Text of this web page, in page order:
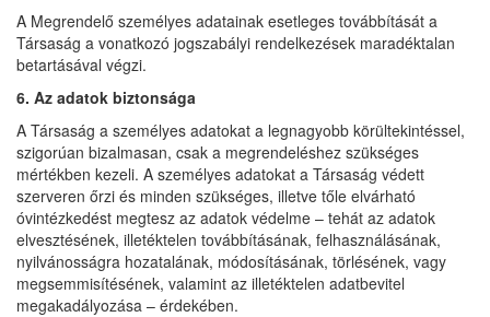
A Megrendelő személyes adatainak esetleges továbbítását a
Társaság a vonatkozó jogszabályi rendelkezések maradéktalan
betartásával végzi.
6. Az adatok biztonsága
A Társaság a személyes adatokat a legnagyobb körültekintéssel,
szigorúan bizalmasan, csak a megrendeléshez szükséges
mértékben kezeli. A személyes adatokat a Társaság védett
szerveren őrzi és minden szükséges, illetve tőle elvárható
óvintézkedést megtesz az adatok védelme – tehát az adatok
elvesztésének, illetéktelen továbbításának, felhasználásának,
nyilvánosságra hozatalának, módosításának, törlésének, vagy
megsemmisítésének, valamint az illetéktelen adatbevitel
megakadályozása – érdekében.